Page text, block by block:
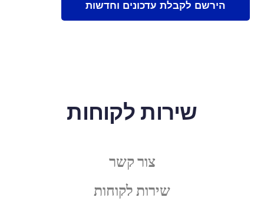
שירות לקוחות
צור קשר
שירות לקוחות